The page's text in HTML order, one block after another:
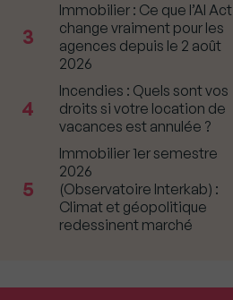
3
Immobilier : Ce que l’AI Act
change vraiment pour les
agences depuis le 2 août
2026
4
Incendies : Quels sont vos
droits si votre location de
vacances est annulée ?
5
Immobilier 1er semestre
2026
(Observatoire Interkab) :
Climat et géopolitique
redessinent marché